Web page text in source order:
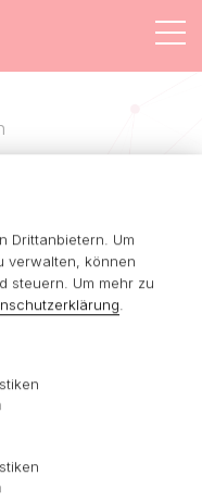
&
wir
und
Drittanbietern. Um
verwalten, können
steuern. Um mehr zu
.